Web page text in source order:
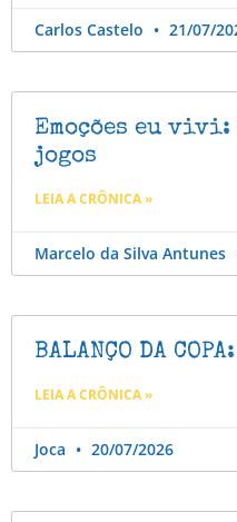
Carlos Castelo 21/07/
Emoções eu
jogos
LEIA A CRÔNICA »
Marcelo da Silva Antunes
BALANÇO DA COPA:
LEIA A CRÔNICA »
Joca 20/07/2026